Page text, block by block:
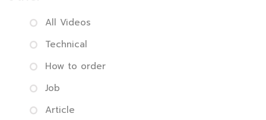
All Videos
Technical
How to order
Job
Article